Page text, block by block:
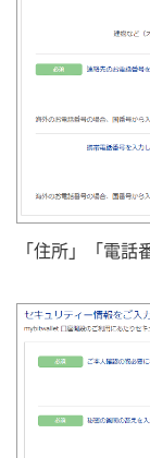
「住所」「電話